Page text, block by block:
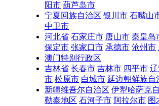
阳市 葫芦岛市
宁夏回族自治区 银川市 石嘴山
中卫市
河北省 石家庄市 唐山市 秦皇岛
保定市 张家口市 承德市 沧州市
澳门特别行政区
吉林省 长春市 吉林市 四平市
市 松原市 白城市 延边朝鲜族自
新疆维吾尔自治区 伊犁哈萨克
勒泰地区 石河子市 阿拉尔市 图